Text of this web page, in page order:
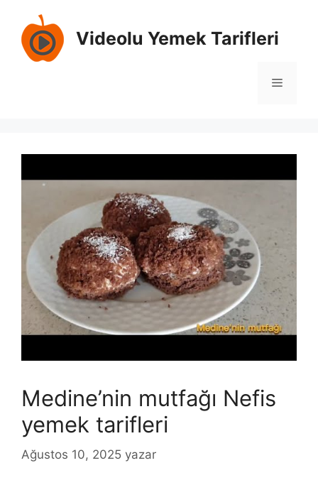
Videolu Yemek Tarifleri
Menü
Medine’nin mutfağı Nefis
yemek tarifleri
Ağustos 10, 2025 yazar